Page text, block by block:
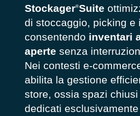
Stockager®Suite
di stoccaggio, picking e
consentendo inventari
aperte senza
Nei contesti e-
abilita la gestione
store, ossia spazi
dedicati